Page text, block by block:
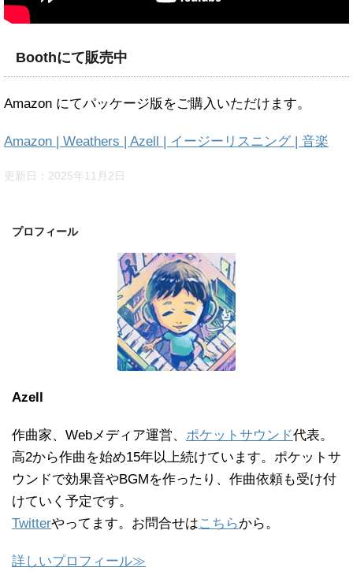
Boothにて販売中
Amazon にてパッケージ版をご購入いただけます。
Amazon | Weathers | Azell | イージーリスニング | 音楽
更新日： 2025年11月2日
プロフィール
Azell
作曲家、Webメディア運営、 ポケットサウンド代表。
高2から作曲を始め15年以上続けています。ポケットサ
ウンドで効果音やBGMを作ったり、作曲依頼も受け付
けていく予定です。
Twitterやってます。お問合せはこちらから。
詳しいプロフィール≫